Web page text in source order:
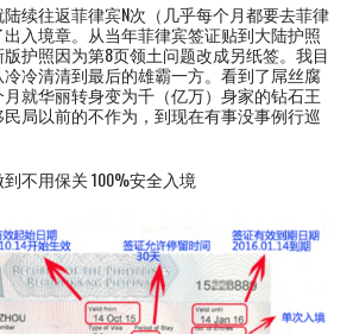
续往返菲律宾N次（几乎每个月都要去菲律
入境章。从当年菲律宾签证贴到大陆护照
版护照因为第8页领土问题改成另纸签。我目
冷清清到最后的雄霸一方。看到了屌丝腐
就华丽转身变为千（亿万）身家的钻石王
局以前的不作为，到现在有事没事例行巡
不用保关 100%安全入境